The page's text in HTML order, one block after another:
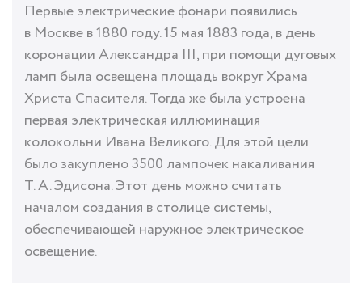
Первые электрические фонари появились
в Москве в 1880 году. 15 мая 1883 года, в день
коронации Александра III, при помощи дуговых
ламп была освещена площадь вокруг Храма
Христа Спасителя. Тогда же была устроена
первая электрическая иллюминация
колокольни Ивана Великого. Для этой цели
было закуплено 3500 лампочек накаливания
Т. А. Эдисона. Этот день можно считать
началом создания в столице системы,
обеспечивающей наружное электрическое
освещение.